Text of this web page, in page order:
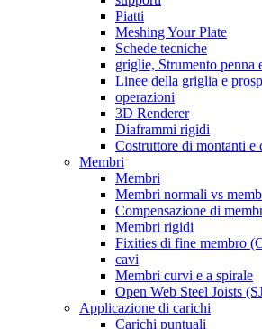
Piatti
Meshing Your Plate
Schede tecniche
griglie, Strumento penna
Linee della griglia e
operazioni
3D Renderer
Diaframmi rigidi
Costruttore di montanti e
Membri
Membri
Membri normali vs
Compensazione di
Membri rigidi
Fixities di fine membro
cavi
Membri curvi e a spirale
Open Web Steel Joists
Applicazione di carichi
Carichi puntuali